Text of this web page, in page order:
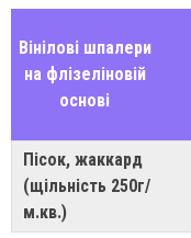
Вінілові шпалери
на флізеліновій
основі
Пісок, жаккард
(щільність 250г/
м.кв.)